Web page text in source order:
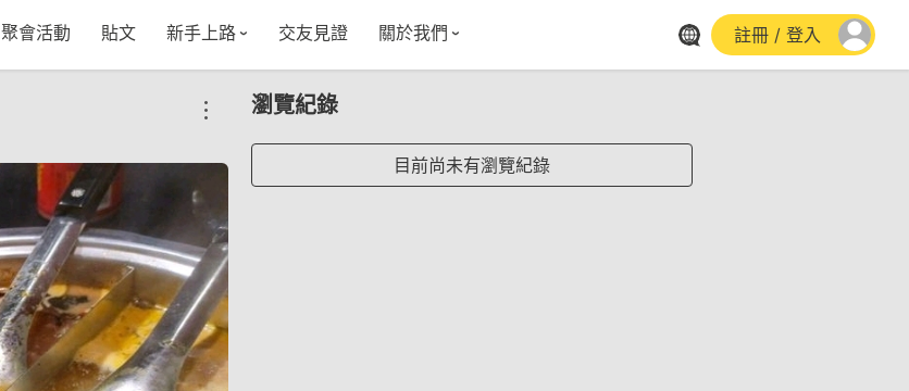
聚會活動 貼文 新手上路
五大功能
VIP獨享
使用者指南
如何報名/舉辦聚會
常見Q&A
聚會主題推薦
節日特輯企劃
交友見證 關於我們
instagram
註冊 / 登入
瀏覽紀錄
目前尚未有瀏覽紀錄